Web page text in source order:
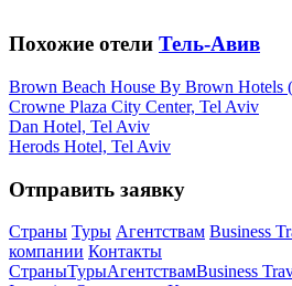
Похожие отели Тель-Авив
Brown Beach House By Brown Hotels
Crowne Plaza City Center, Tel Aviv
Dan Hotel, Tel Aviv
Herods Hotel, Tel Aviv
Отправить заявку
Страны Туры Агентствам Business
компании Контакты
СтраныТурыАгентствамBusiness